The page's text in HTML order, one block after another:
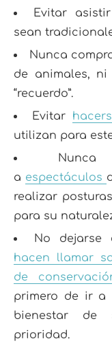
Evitar
sean
Nunca
de animales, ni
“recuerdo”.
Evitar
utilizan para
a espectáculos
realizar
para su
No dejarse
hacen llamar
de
primero de ir a
bienestar de
prioridad.